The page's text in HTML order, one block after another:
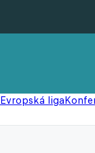
Evropská liga